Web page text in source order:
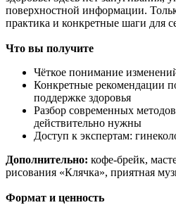
поверхностной информации.
практика и конкретные шаги для
Что вы получите
Чёткое понимание
Конкретные рекомендации
поддержке здоровья
Разбор современных
действительно нужны
Доступ к экспертам:
Дополнительно: кофе-брейк,
рисования «Клячка», приятная
Формат и ценность